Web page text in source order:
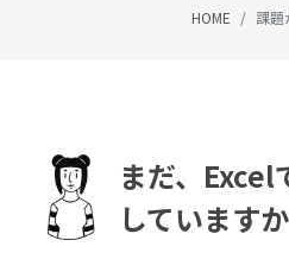
HOME 課題
まだ、Excel
しています